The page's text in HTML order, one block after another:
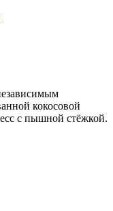
кокосовой
с пышной стёжкой.